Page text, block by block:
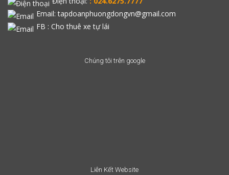
Email: tapdoanphuongdongvn@gmail.com
FB : Cho thuê xe tự lái
Chúng tôi trên google
Liên Kết Website